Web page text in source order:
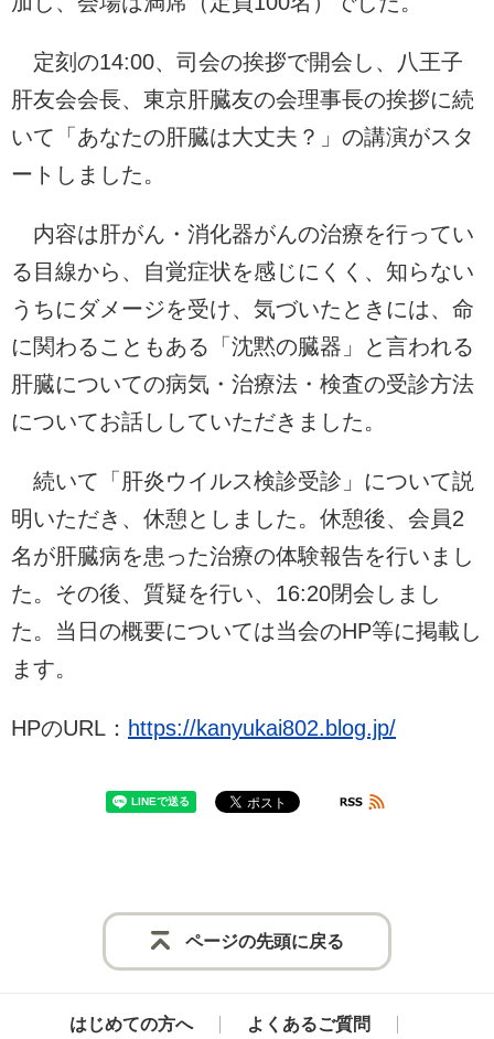
定刻の14:00、司会の挨拶で開会し、八王子
肝友会会長、東京肝臓友の会理事長の挨拶に続
いて「あなたの肝臓は大丈夫？」の講演がスタ
ートしました。
内容は肝がん・消化器がんの治療を行ってい
る目線から、自覚症状を感じにくく、知らない
うちにダメージを受け、気づいたときには、命
に関わることもある「沈黙の臓器」と言われる
肝臓についての病気・治療法・検査の受診方法
についてお話ししていただきました。
続いて「肝炎ウイルス検診受診」について説
明いただき、休憩としました。休憩後、会員2
名が肝臓病を患った治療の体験報告を行いまし
た。その後、質疑を行い、16:20閉会しまし
た。当日の概要については当会のHP等に掲載し
ます。
HPのURL： https://kanyukai802.blog.jp/
ページの先頭に戻る
はじめての方へ よくあるご質問